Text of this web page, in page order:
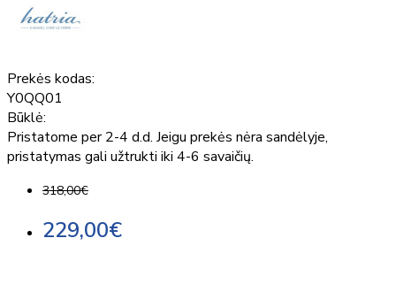
Prekės kodas:
Y0QQ01
Būklė:
Pristatome per 2-4 d.d. Jeigu prekės nėra sandėlyje,
pristatymas gali užtrukti iki 4-6 savaičių.
318,00€
229,00€